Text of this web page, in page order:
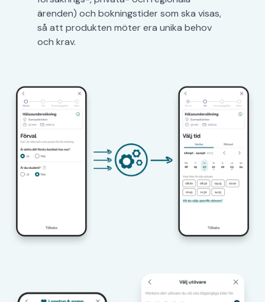
ärenden) och bokningstider som ska visas,
så att produkten möter era unika behov
och krav.